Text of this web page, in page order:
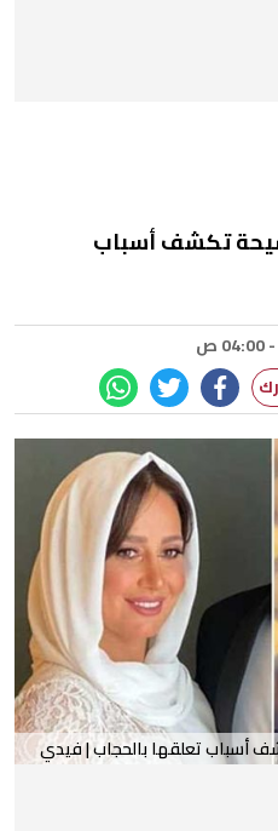
تكشف أسباب
أسباب تعلقها بالحجاب | فيدي